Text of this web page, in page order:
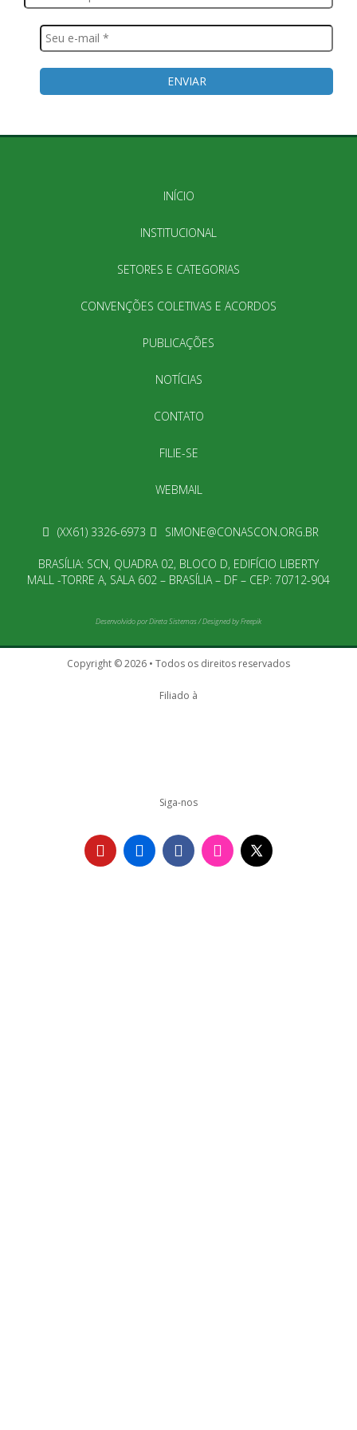
INÍCIO
INSTITUCIONAL
SETORES E CATEGORIAS
CONVENÇÕES COLETIVAS E ACORDOS
PUBLICAÇÕES
NOTÍCIAS
CONTATO
FILIE-SE
WEBMAIL
(XX61) 3326-6973 SIMONE@CONASCON.ORG.BR
BRASÍLIA: SCN, QUADRA 02, BLOCO D, EDIFÍCIO LIBERTY
MALL -TORRE A, SALA 602 – BRASÍLIA – DF – CEP: 70712-904
Desenvolvido porDireta Sistemas/Designed by Freepik
Copyright © 2026 • Todos os direitos reservados
Filiado à
Siga-nos